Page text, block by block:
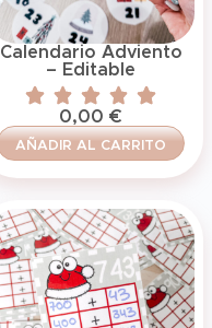
Calendario Adviento
– Editable
0,00 €
AÑADIR AL CARRITO